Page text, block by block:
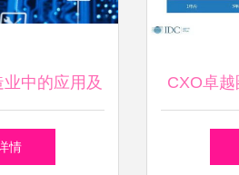
中的应用及
的重要性
情
CXO卓
驱动数